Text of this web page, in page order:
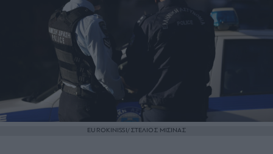
EUROKINISSI/ ΣΤΕΛΙΟΣ ΜΙΣΙΝΑΣ